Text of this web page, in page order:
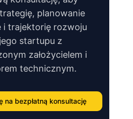
planowanie
i trajektorię rozwoju
startupu z
założycielem i
technicznym.
na bezpłatną konsultację